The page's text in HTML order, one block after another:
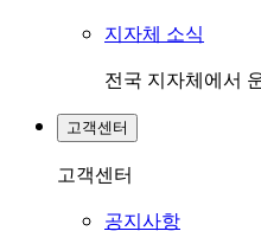
지자체 소식
전국 지자체에서
고객센터
고객센터
공지사항